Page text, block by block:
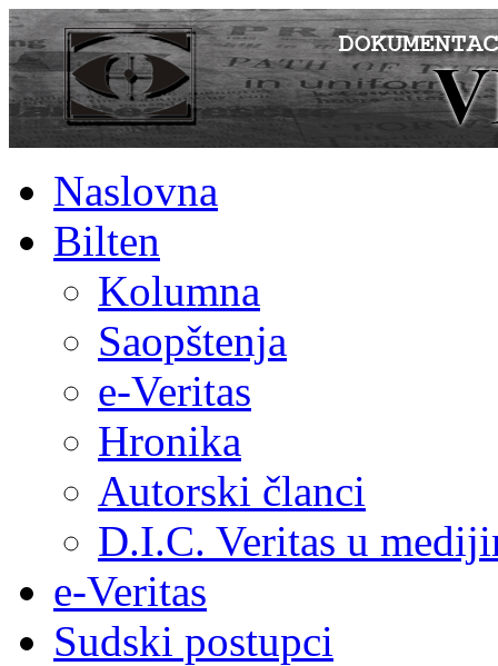
Naslovna
Bilten
Kolumna
Saopštenja
e-Veritas
Hronika
Autorski članci
D.I.C. Veritas u
e-Veritas
Sudski postupci